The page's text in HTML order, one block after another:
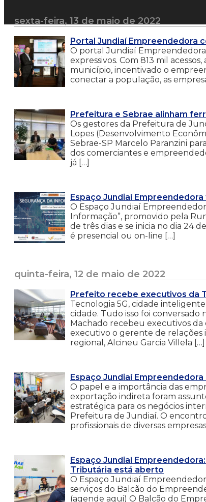
sexta-feira, 13 de maio de 2022
Portal Jundiaí Empreendedora
O portal Jundiaí
expressivos. Com 813 mil
município, incentivado o
conectar a população, as
Prefeitura e Sebrae alinham
Os gestores da Prefeitura de
Lopes (Desenvolvimento
Sebrae-SP Marcelo Paranzini
dos comerciantes e
já […]
Espaço Jundiaí
O Espaço Jundiaí
Informação”, promovido pela
de três dias e se inicia no dia 24
é presencial ou on-line […]
quinta-feira, 12 de maio de 2022
Prefeito recebe executivos da
Tecnologia 5G, cidade
cidade. Tudo isso foi
Machado recebeu executivos da
executivo o gerente de relações
regional, Alcineu Garcia Villela […]
Espaço Jundiaí
O papel e a importância das
exportação indireta foram
estratégica para os negócios
Prefeitura de Jundiaí. O
profissionais de diversas
Espaço Jundiaí
Tributária está aberto
O Espaço Jundiaí
serviços do Balcão do
(agende aqui) O Balcão do